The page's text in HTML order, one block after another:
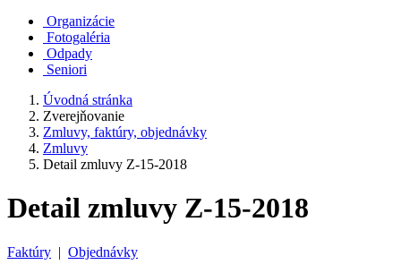
Organizácie
Fotogaléria
Odpady
Seniori
Úvodná stránka
Zverejňovanie
Zmluvy, faktúry, objednávky
Zmluvy
Detail zmluvy Z-15-2018
Detail zmluvy Z-15-2018
Faktúry | Objednávky